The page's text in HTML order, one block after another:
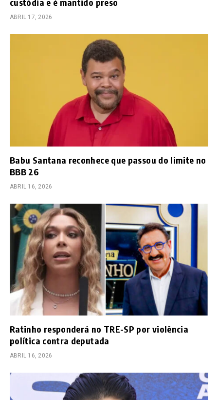
custódia e é mantido preso
ABRIL 17, 2026
Babu Santana reconhece que passou do limite no
BBB 26
ABRIL 16, 2026
Ratinho responderá no TRE-SP por violência
política contra deputada
ABRIL 16, 2026